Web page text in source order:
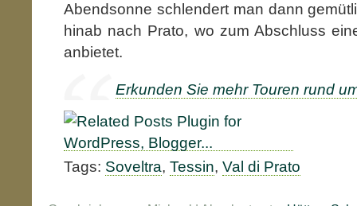
Abendsonne schlendert man dann
hinab nach Prato, wo zum Abschluss
anbietet.
Erkunden Sie mehr Touren rund
Tags: Soveltra, Tessin, Val di Prato